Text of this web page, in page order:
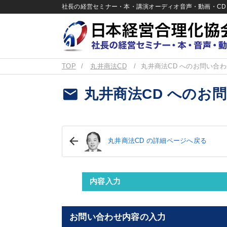
社長の経営セミナー・本・講演オーディオ音声・動画・
TOP 丸井商法CD 丸井商法CD へのお問い合
email 丸井商法CD へのお
丸井商法CD の詳細ページへ戻る
内容入力
お問い合わせ内容の入力